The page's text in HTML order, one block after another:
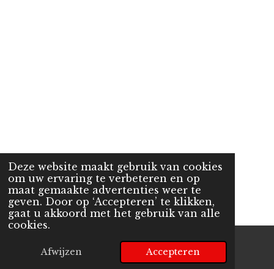
Deze website maakt gebruik van cookies
om uw ervaring te verbeteren en op
maat gemaakte advertenties weer te
geven. Door op ‘Accepteren’ te klikken,
gaat u akkoord met het gebruik van alle
cookies.
Afwijzen Accepteren
E-mailadres Telefoonnummer